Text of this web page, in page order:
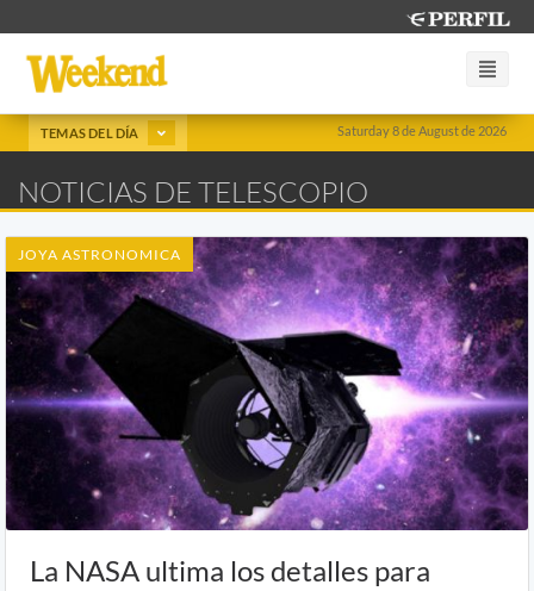
Saturday 8 de August de 2026
TEMAS DEL DÍA
NOTICIAS DE TELESCOPIO
JOYA ASTRONOMICA
La NASA ultima los detalles para